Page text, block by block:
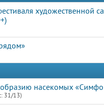
художественной
насекомых
31/13)